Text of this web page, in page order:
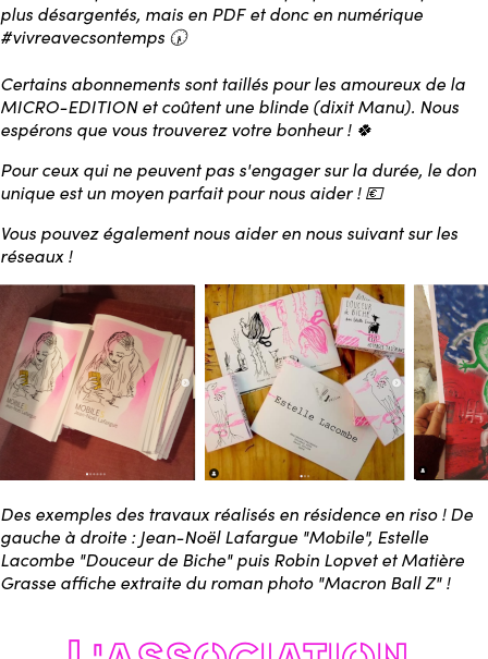
plus désargentés, mais en PDF et donc en numérique
#vivreavecsontemps 🕠
Certains abonnements sont taillés pour les amoureux de la
MICRO-EDITION et coûtent une blinde (dixit Manu). Nous
espérons que vous trouverez votre bonheur ! 🍀
Pour ceux qui ne peuvent pas s'engager sur la durée, le don
unique est un moyen parfait pour nous aider ! 💶
Vous pouvez également nous aider en nous suivant sur les
réseaux !
Des exemples des travaux réalisés en résidence en riso ! De
gauche à droite : Jean-Noël Lafargue "Mobile", Estelle
Lacombe "Douceur de Biche" puis Robin Lopvet et Matière
Grasse affiche extraite du roman photo "Macron Ball Z" !